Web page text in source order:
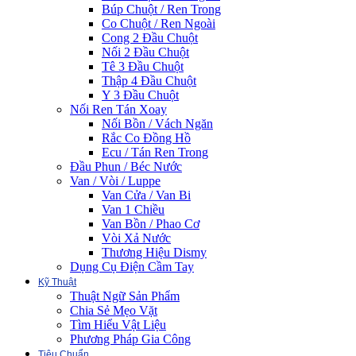
Búp Chuột / Ren Trong
Co Chuột / Ren Ngoài
Cong 2 Đầu Chuột
Nối 2 Đầu Chuột
Tê 3 Đầu Chuột
Thập 4 Đầu Chuột
Y 3 Đầu Chuột
Nối Ren Tán Xoay
Nối Bồn / Vách Ngăn
Rắc Co Đồng Hồ
Ecu / Tán Ren Trong
Đầu Phun / Béc Nước
Van / Vòi / Luppe
Van Cửa / Van Bi
Van 1 Chiều
Van Bồn / Phao Cơ
Vòi Xả Nước
Thương Hiệu Dismy
Dụng Cụ Điện Cầm Tay
Kỹ Thuật
Thuật Ngữ Sản Phẩm
Chia Sẻ Mẹo Vặt
Tìm Hiểu Vật Liệu
Phương Pháp Gia Công